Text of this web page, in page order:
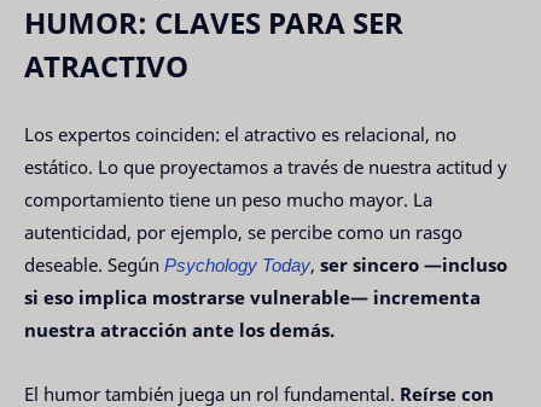
HUMOR: CLAVES PARA SER
ATRACTIVO
Los expertos coinciden: el atractivo es relacional, no
estático. Lo que proyectamos a través de nuestra actitud y
comportamiento tiene un peso mucho mayor. La
autenticidad, por ejemplo, se percibe como un rasgo
deseable. Según Psychology Today, ser sincero —incluso
si eso implica mostrarse vulnerable— incrementa
nuestra atracción ante los demás.
El humor también juega un rol fundamental. Reírse con